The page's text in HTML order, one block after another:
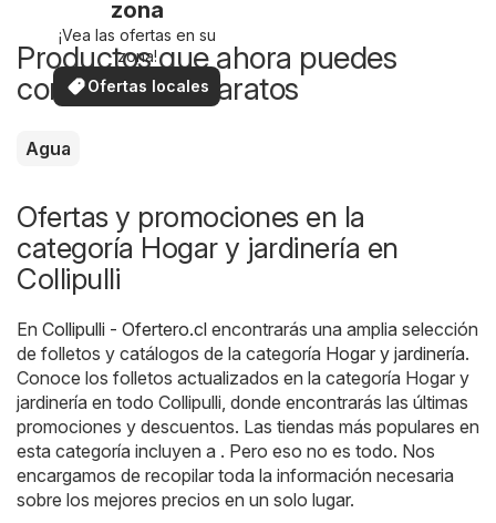
zona
¡Vea las ofertas en su
zona!
Ofertas locales
Productos que ahora puedes
comprar más baratos
Agua
Ofertas y promociones en la
categoría Hogar y jardinería en
Collipulli
En Collipulli - Ofertero.cl encontrarás una amplia selección
de folletos y catálogos de la categoría Hogar y jardinería.
Conoce los folletos actualizados en la categoría Hogar y
jardinería en todo Collipulli, donde encontrarás las últimas
promociones y descuentos. Las tiendas más populares en
esta categoría incluyen a . Pero eso no es todo. Nos
encargamos de recopilar toda la información necesaria
sobre los mejores precios en un solo lugar.